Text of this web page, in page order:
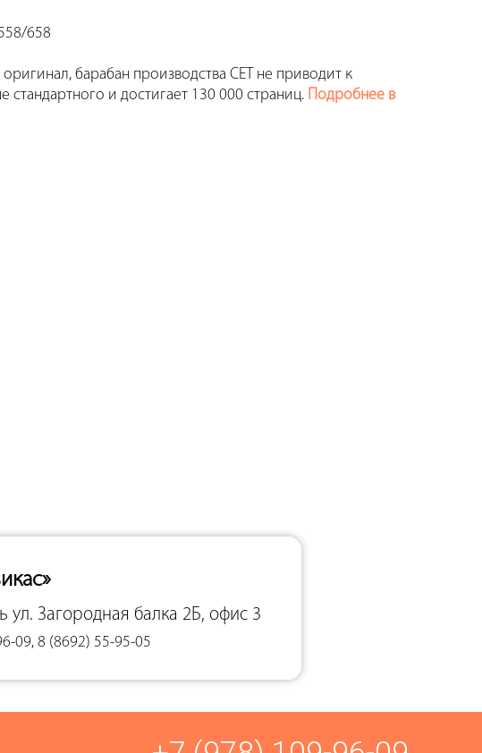
658
оригинал, барабан производства СЕТ не приводит к
и достигает 130 000 страниц. Подробнее в
ул. Загородная балка 2Б, офис 3
09, 8 (8692) 55-95-05